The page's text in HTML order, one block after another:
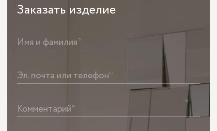
Заказать изделие
Имя и фамилия*
Эл. почта или телефон*
Комментарий*